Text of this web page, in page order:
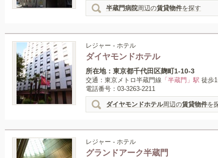
半蔵門病院周辺の賃貸物件を探す
レジャー - ホテル
ダイヤモンドホテル
所在地：東京都千代田区麹町1-10-3
交通：東京メトロ半蔵門線 「半蔵門」駅 徒歩
電話番号：03-3263-2211
ダイヤモンドホテル周辺の賃貸物件を
レジャー - ホテル
グランドアーク半蔵門